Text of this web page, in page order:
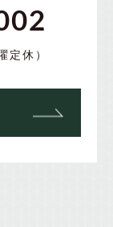
定休）